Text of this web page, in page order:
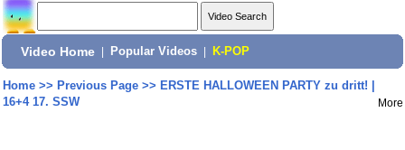
Video Home Popular Videos K-POP
Home>> Previous Page>> ERSTE HALLOWEEN PARTY zu dritt! |
16+4 17. SSW
More